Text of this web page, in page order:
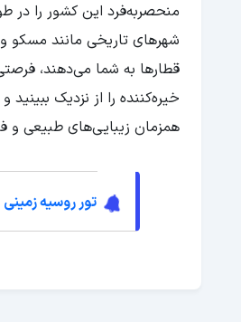
منحصربه‌فرد این کشور را در
شهرهای تاریخی مانند مسکو
قطارها به شما می‌دهند،
خیره‌کننده را از نزدیک
همزمان زیبایی‌های طبیعی و
تور روسیه زمینی